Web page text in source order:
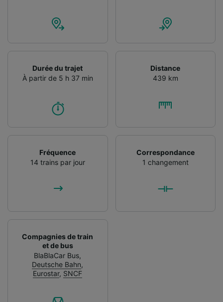
Durée du trajet
À partir de 5 h 37 min
Distance
439 km
Fréquence
14 trains par jour
Correspondance
1 changement
Compagnies de train
et de bus
BlaBlaCar Bus,
Deutsche Bahn,
Eurostar, SNCF